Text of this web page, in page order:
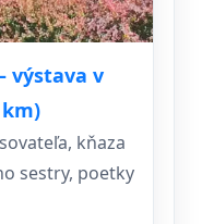
výstava v
kňaza
sestry, poetky